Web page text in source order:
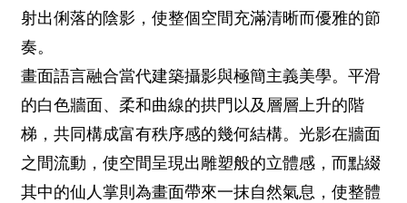
射出俐落的陰影，使整個空間充滿清晰而優雅的節
奏。
畫面語言融合當代建築攝影與極簡主義美學。平滑
的白色牆面、柔和曲線的拱門以及層層上升的階
梯，共同構成富有秩序感的幾何結構。光影在牆面
之間流動，使空間呈現出雕塑般的立體感，而點綴
其中的仙人掌則為畫面帶來一抹自然氣息，使整體